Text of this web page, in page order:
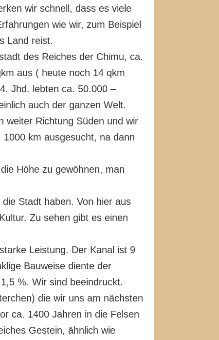
wir schnell, dass es viele
wie wir, zum Beispiel
Land reist.
des Reiches der Chimu, ca.
aus ( heute noch 14 qkm
Jhd. lebten ca. 50.000 –
auch der ganzen Welt.
weiter Richtung Süden und wir
1000 km ausgesucht, na dann
Höhe zu gewöhnen, man
Stadt haben. Von hier aus
Zu sehen gibt es einen
Leistung. Der Kanal ist 9
Bauweise diente der
%. Wir sind beeindruckt.
die wir uns am nächsten
ca. 1400 Jahren in die Felsen
Gestein, ähnlich wie